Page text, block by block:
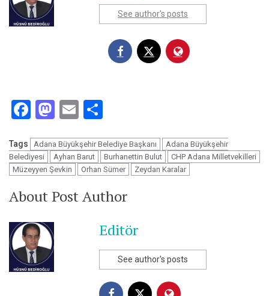
See author's posts
Facebook
Mastodon
Email
Tags Adana Büyükşehir Belediye Başkanı
Adana Büyükşehir
Belediyesi
Ayhan Barut Burhanettin Bulut
CHP Adana Milletvekilleri
Müzeyyen Şevkin
Orhan Sümer Zeydan Karalar
About Post Author
Editör
See author's posts